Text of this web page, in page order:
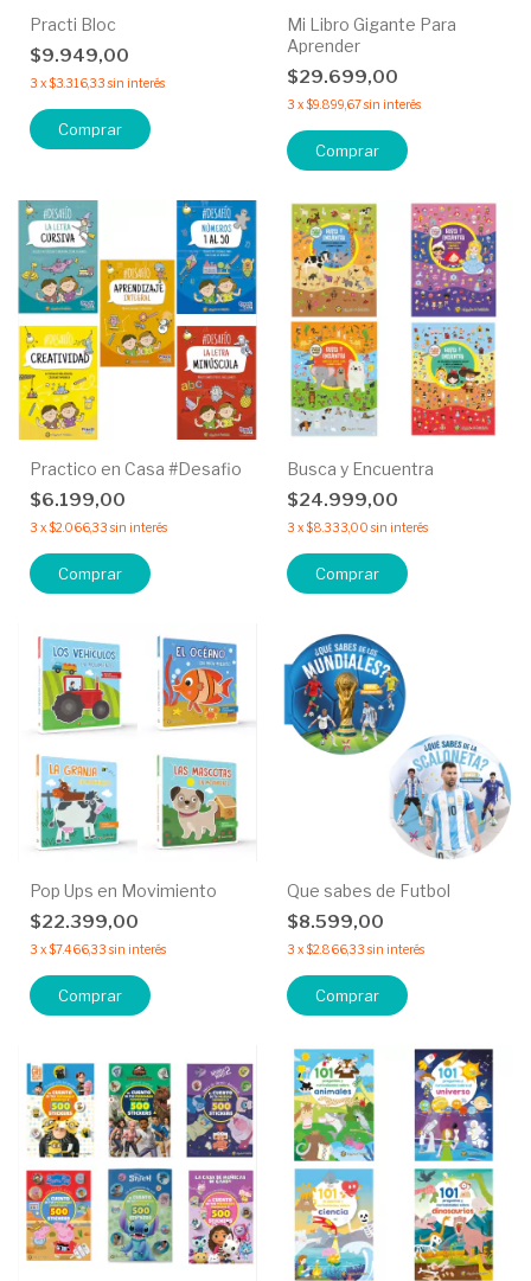
Practi Bloc
$9.949,00
3 x$3.316,33 sin interés
Comprar
Mi Libro Gigante Para
Aprender
$29.699,00
3 x$9.899,67sin interés
Comprar
Practico en Casa #Desafio
$6.199,00
3 x$2.066,33 sin interés
Comprar
Busca y Encuentra
$24.999,00
3 x$8.333,00 sin interés
Comprar
Pop Ups en Movimiento
$22.399,00
3 x$7.466,33 sin interés
Comprar
Que sabes de Futbol
$8.599,00
3 x$2.866,33 sin interés
Comprar